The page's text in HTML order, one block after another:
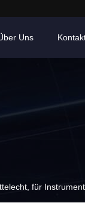
Uns
für